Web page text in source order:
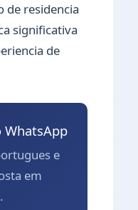
de residencia
significativa
de
WhatsApp
e
em